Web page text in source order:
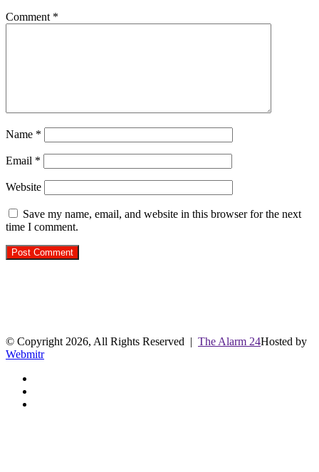
Comment *
Name *
Email *
Website
Save my name, email, and website in this browser for the next
time I comment.
© Copyright 2026, All Rights Reserved | The Alarm 24Hosted by
Webmitr